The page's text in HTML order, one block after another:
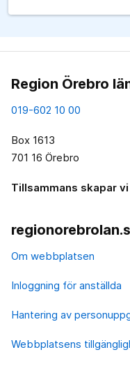
Region Örebro
019-602 10 00
Box 1613
701 16 Örebro
Tillsammans skapar
Om webbplatsen
Inloggning för anställda
Hantering av
Webbplatsens